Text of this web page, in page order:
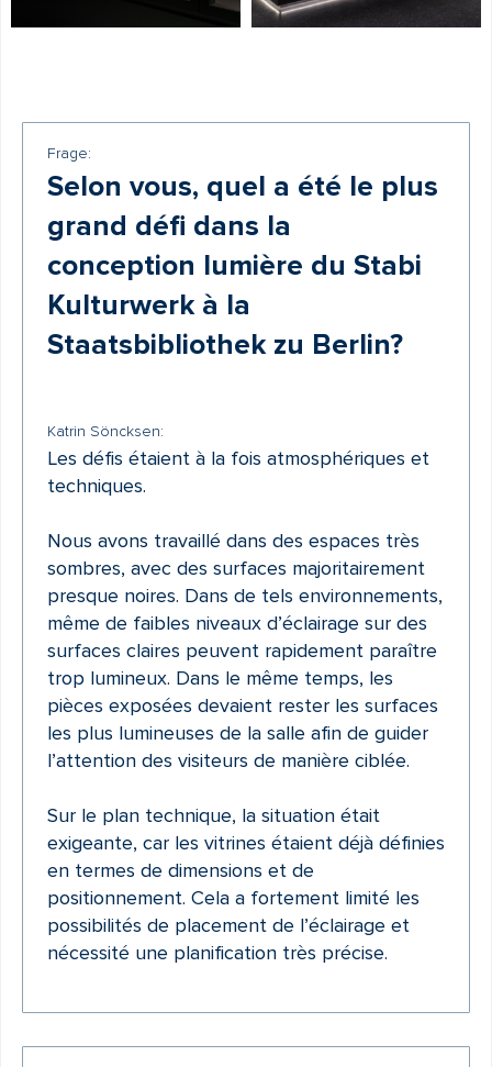
Frage:
Selon vous, quel a été le plus
grand défi dans la
conception lumière du Stabi
Kulturwerk à la
Staatsbibliothek zu Berlin?
Katrin Söncksen:
Les défis étaient à la fois atmosphériques et
techniques.
Nous avons travaillé dans des espaces très
sombres, avec des surfaces majoritairement
presque noires. Dans de tels environnements,
même de faibles niveaux d’éclairage sur des
surfaces claires peuvent rapidement paraître
trop lumineux. Dans le même temps, les
pièces exposées devaient rester les surfaces
les plus lumineuses de la salle afin de guider
l’attention des visiteurs de manière ciblée.
Sur le plan technique, la situation était
exigeante, car les vitrines étaient déjà définies
en termes de dimensions et de
positionnement. Cela a fortement limité les
possibilités de placement de l’éclairage et
nécessité une planification très précise.